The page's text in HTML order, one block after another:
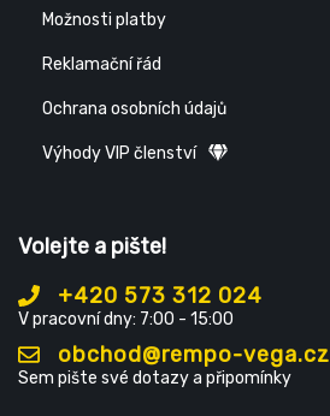
Možnosti platby
Reklamační řád
Ochrana osobních údajů
Výhody VIP členství
Volejte a pište!
+420 573 312 024
V pracovní dny: 7:00 - 15:00
obchod@rempo-vega.cz
Sem pište své dotazy a připomínky